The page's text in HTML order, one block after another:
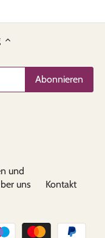
und
uns
Kontakt